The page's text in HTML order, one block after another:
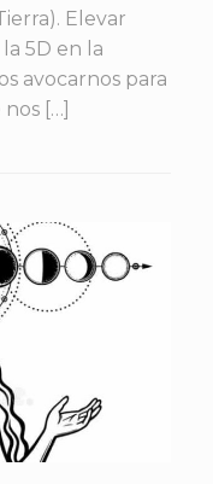
Elevar
5D en la
avocarnos para
[…]